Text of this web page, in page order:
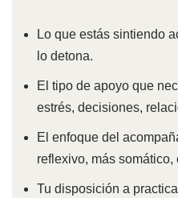
Lo que estás sintiendo
lo detona.
El tipo de apoyo que
estrés, decisiones,
El enfoque del
reflexivo, más somático,
Tu disposición a